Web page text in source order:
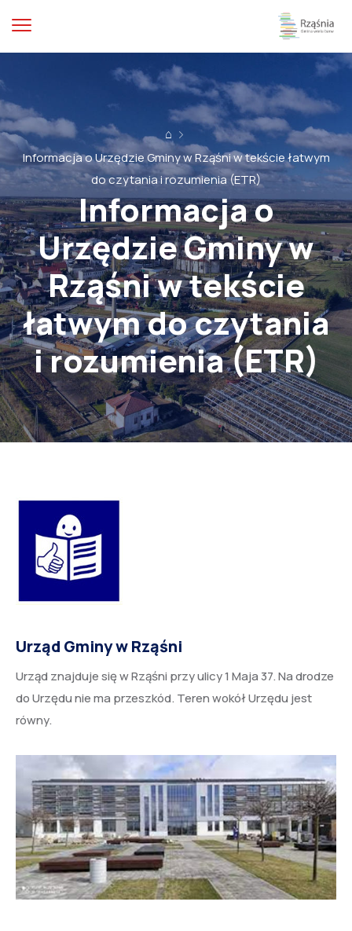
⌂
Informacja o Urzędzie Gminy w Rząśni w tekście łatwym
do czytania i rozumienia (ETR)
Informacja o
Urzędzie Gminy w
Rząśni w tekście
łatwym do czytania
i rozumienia (ETR)
Urząd Gminy w Rząśni
Urząd znajduje się w Rząśni przy ulicy 1 Maja 37. Na drodze
do Urzędu nie ma przeszkód. Teren wokół Urzędu jest
równy.